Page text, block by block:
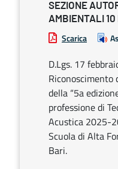
SEZIONE
AMBIENTALI
Scarica
D.Lgs. 17
della “5a
professione di
Acustica 2025-
Scuola di Alta
Bari.